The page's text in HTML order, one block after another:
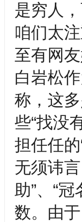
是穷人
咱们太
至有网
白岩松
称，这
些“找没
担任任的
无须讳
助”、“
数。由